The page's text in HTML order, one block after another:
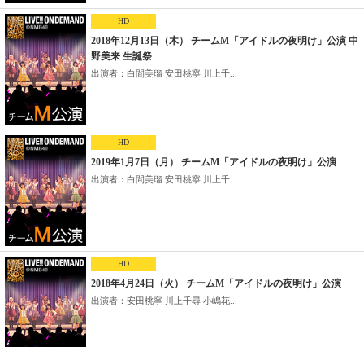
HD
2018年12月13日（木） チームM「アイドルの夜明け」公演 中
野美来 生誕祭
出演者：白間美瑠 安田桃寧 川上千...
HD
2019年1月7日（月） チームM「アイドルの夜明け」公演
出演者：白間美瑠 安田桃寧 川上千...
HD
2018年4月24日（火） チームM「アイドルの夜明け」公演
出演者：安田桃寧 川上千尋 小嶋花...